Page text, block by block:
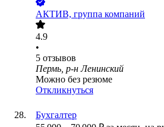
АКТИВ, группа компаний
4.9
•
5 отзывов
Пермь, р-н Ленинский
Можно без резюме
Откликнуться
Бухгалтер